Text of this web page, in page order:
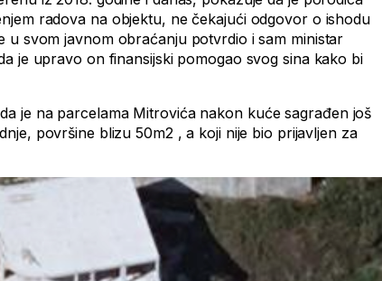
radova na objektu, ne čekajući odgovor o ishodu
u svom javnom obraćanju potvrdio i sam ministar
je upravo on finansijski pomogao svog sina kako bi
je na parcelama Mitrovića nakon kuće sagrađen još
površine blizu 50m2 , a koji nije bio prijavljen za